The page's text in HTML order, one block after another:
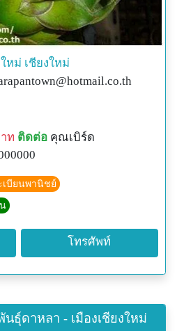
หม่ เชียงใหม่
ท ติดต่อ คุณเบิร์ด
เบียนพานิชย์
โทรศัพท์
ธุ์ดาหลา - เมืองเชียงใหม่